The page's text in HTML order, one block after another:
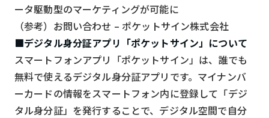
ータ駆動型のマーケティングが可能に
（参考）お問い合わせ – ポケットサイン株式会社
■デジタル身分証アプリ「ポケットサイン」について
スマートフォンアプリ「ポケットサイン」は、誰でも
無料で使えるデジタル身分証アプリです。マイナンバ
ーカードの情報をスマートフォン内に登録して「デジ
タル身分証」を発行することで、デジタル空間で自分